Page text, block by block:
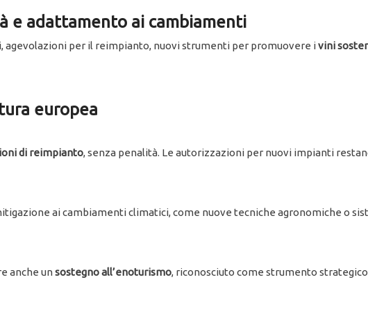
e adattamento ai cambiamenti
per il reimpianto, nuovi strumenti per promuovere ivini
europea
di reimpianto, senza penalità. Le autorizzazioni per nuovi impianti
ai cambiamenti climatici, come nuove tecniche agronomiche o
anche unsostegno all’enoturismo, riconosciuto come strumento